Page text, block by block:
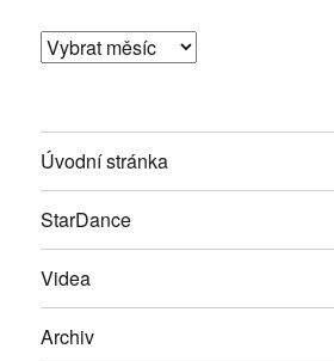
Archivy
Úvodní stránka
StarDance
Videa
Archiv